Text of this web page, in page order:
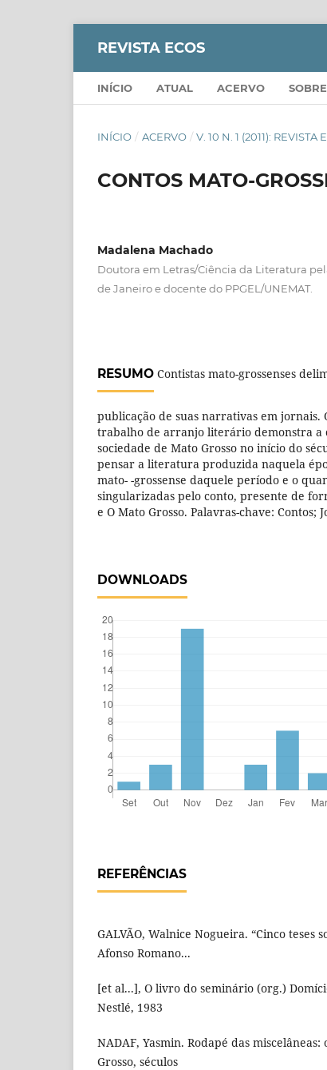
REVISTA ECOS
INÍCIO ATUAL ACERVO SOBRE
INÍCIO / ACERVO / V. 10 N. 1 (2011):
CONTOS MATO-
Madalena Machado
Doutora em Letras/Ciência da Literatura
de Janeiro e docente do PPGEL/UNEMAT.
RESUMO Contistas mato-grossenses
publicação de suas narrativas em jornais.
trabalho de arranjo literário demonstra a
sociedade de Mato Grosso no início do
pensar a literatura produzida naquela
mato- -grossense daquele período e o
singularizadas pelo conto, presente de
e O Mato Grosso. Palavras-chave: Contos;
DOWNLOADS
REFERÊNCIAS
GALVÃO, Walnice Nogueira. “Cinco teses
Afonso Romano...
[et al...], O livro do seminário (org.)
Nestlé, 1983
NADAF, Yasmin. Rodapé das
Grosso, séculos